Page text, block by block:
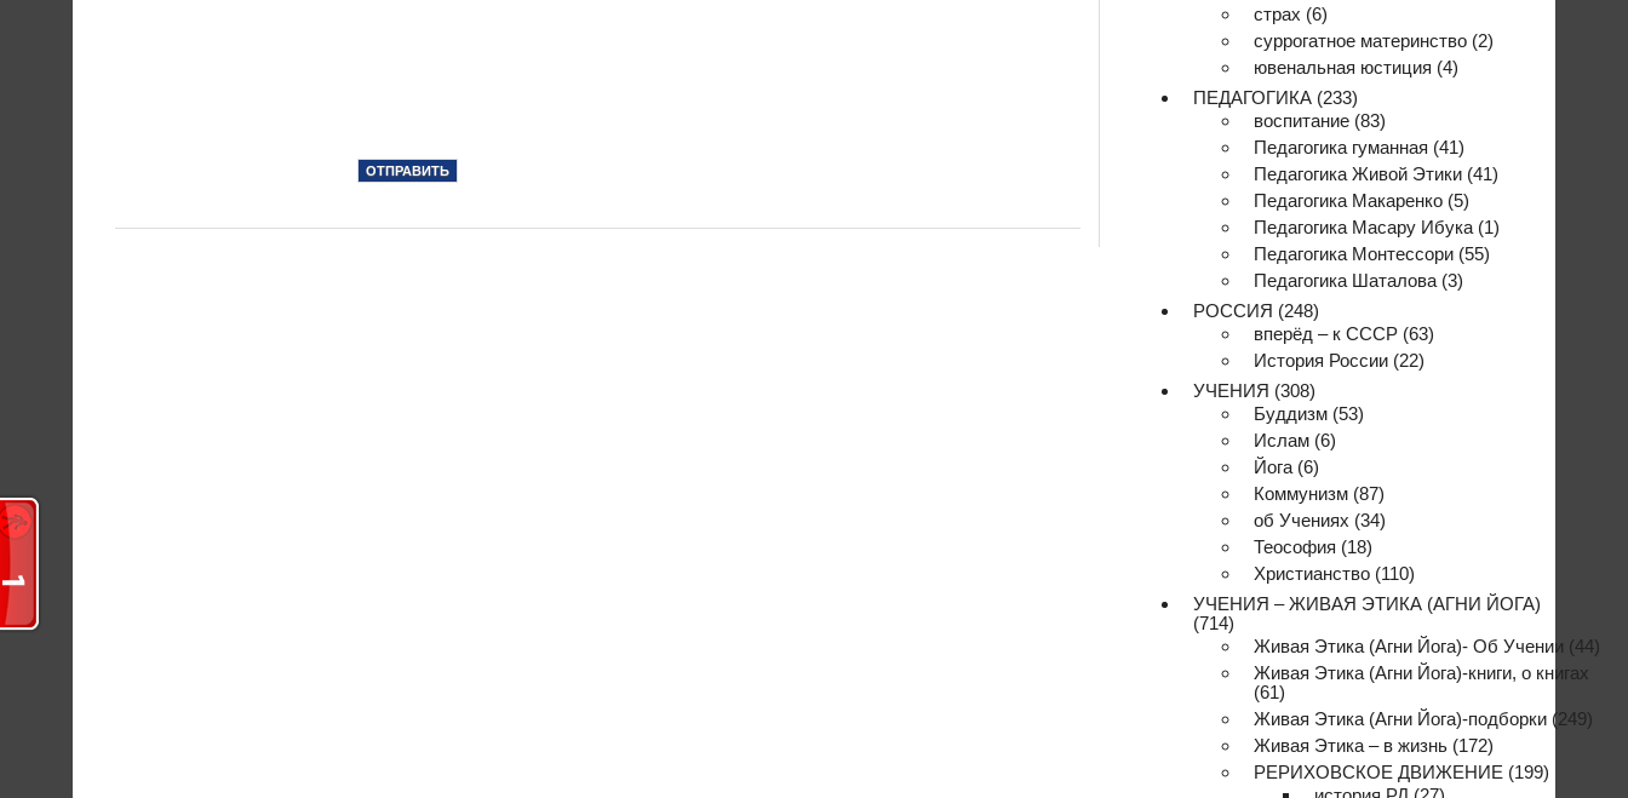
страх (6)
суррогатное материнство (2)
ювенальная юстиция (4)
ПЕДАГОГИКА (233)
воспитание (83)
Педагогика гуманная (41)
Педагогика Живой Этики (41)
Педагогика Макаренко (5)
Педагогика Масару Ибука (1)
Педагогика Монтессори (55)
Педагогика Шаталова (3)
РОССИЯ (248)
вперёд – к СССР (63)
История России (22)
УЧЕНИЯ (308)
Буддизм (53)
Ислам (6)
Йога (6)
Коммунизм (87)
об Учениях (34)
Теософия (18)
Христианство (110)
УЧЕНИЯ – ЖИВАЯ ЭТИКА (АГНИ ЙОГА)
(714)
Живая Этика (Агни Йога)- Об Учении (44)
Живая Этика (Агни Йога)-книги, о книгах
(61)
Живая Этика (Агни Йога)-подборки (249)
Живая Этика – в жизнь (172)
РЕРИХОВСКОЕ ДВИЖЕНИЕ (199)